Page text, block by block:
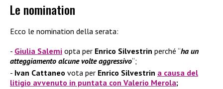
Le nomination
Ecco le nomination della serata:
Giulia Salemi opta per Enrico Silvestrin perché “ha un
atteggiamento alcune volte aggressivo“;
Ivan Cattaneo vota per Enrico Silvestrin a causa del
litigio avvenuto in puntata con Valerio Merola;